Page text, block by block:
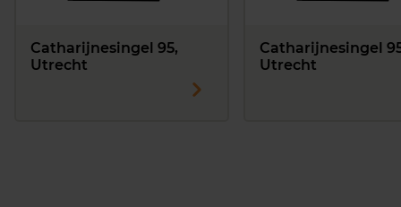
Catharijnesingel 95,
Utrecht
Catharijnesingel
Utrecht